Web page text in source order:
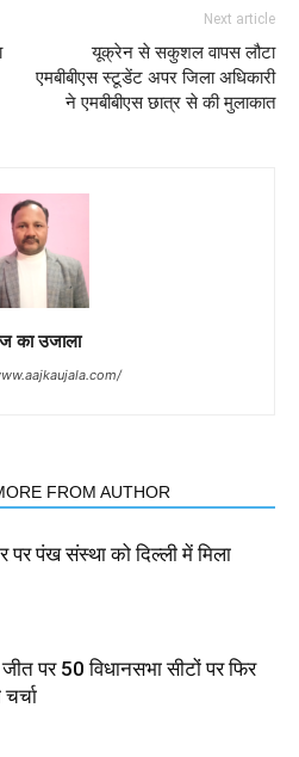
Next article
यूक्रेन से सकुशल वापस लौटा
एमबीबीएस स्टूडेंट अपर जिला अधिकारी
ने एमबीबीएस छात्र से की मुलाकात
का उजाला
FROM AUTHOR
पर पंख संस्था को दिल्ली में मिला
पर 50 विधानसभा सीटों पर फिर